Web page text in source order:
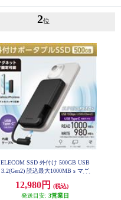
2位
ELECOM SSD 外付け 500GB USB
3.2(Gen2) 読込最大1000MB s マグ
ポータブル ブラック ESD-EPB050
0GBK
12,980円
(税込)
発送目安: 3営業日